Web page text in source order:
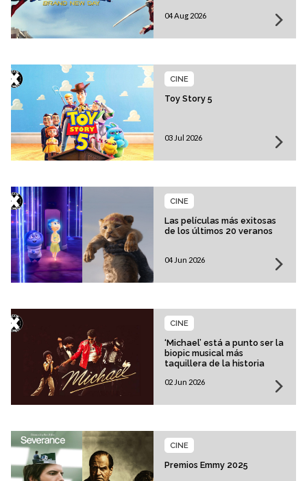
04 Aug 2026
Toy Story 5
CINE
03 Jul 2026
Las películas más exitosas
de los últimos 20 veranos
CINE
04 Jun 2026
‘Michael’ está a punto ser la
biopic musical más
taquillera de la historia
CINE
02 Jun 2026
Premios Emmy 2025
CINE